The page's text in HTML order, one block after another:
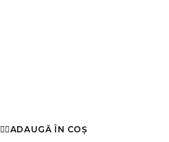
ADAUGĂ ÎN COȘ